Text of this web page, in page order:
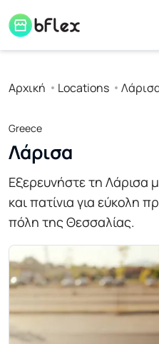
Αρχική Locations
Greece
Λάρισα
Εξερευνήστε τη Λάρισα
και πατίνια για εύκολη
πόλη της Θεσσαλίας.